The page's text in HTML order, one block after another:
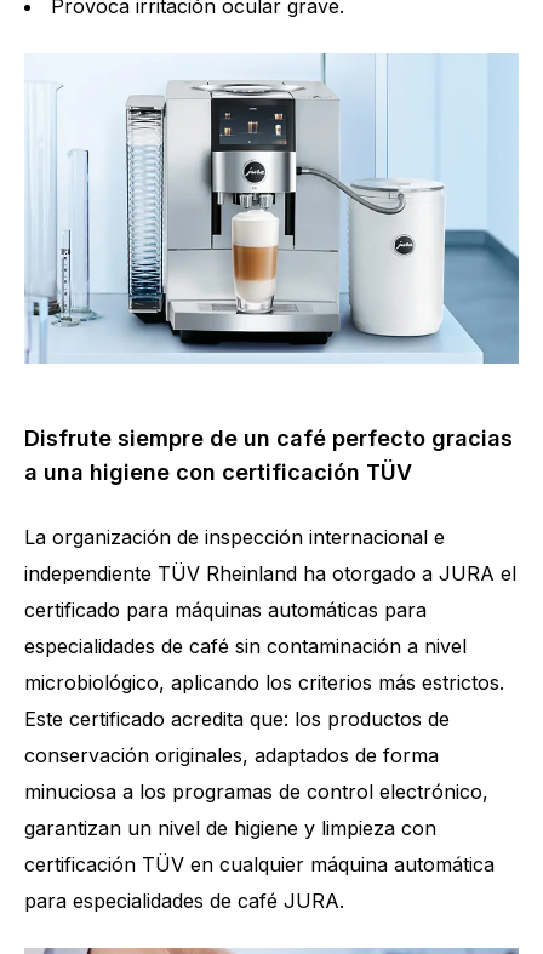
Provoca irritación ocular grave.
Disfrute siempre de un café perfecto gracias
a una higiene con certificación TÜV
La organización de inspección internacional e
independiente TÜV Rheinland ha otorgado a JURA el
certificado para máquinas automáticas para
especialidades de café sin contaminación a nivel
microbiológico, aplicando los criterios más estrictos.
Este certificado acredita que: los productos de
conservación originales, adaptados de forma
minuciosa a los programas de control electrónico,
garantizan un nivel de higiene y limpieza con
certificación TÜV en cualquier máquina automática
para especialidades de café JURA.